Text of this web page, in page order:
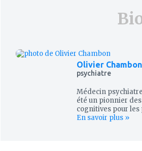
Olivier Chambon
psychiatre
Médecin
été un pionnier
cognitives pour les
En savoir plus »